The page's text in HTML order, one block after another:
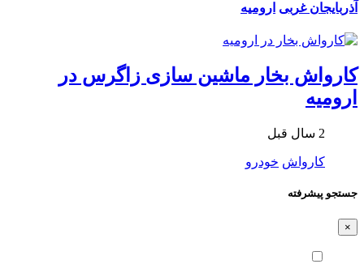
آذربایجان غربی ارومیه
کارواش بخار ماشین سازی زاگرس در
ارومیه
2 سال قبل
کارواش خودرو
جستجو پیشرفته
×